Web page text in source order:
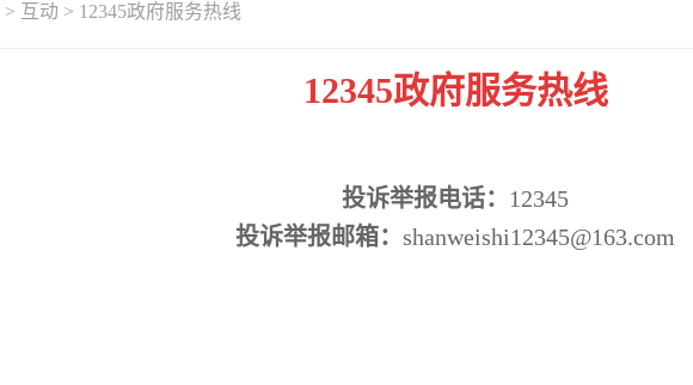
> 互动 > 12345政府服务热线
12345政府服务热线
投诉举报电话： 12345
投诉举报邮箱： shanweishi12345@163.com